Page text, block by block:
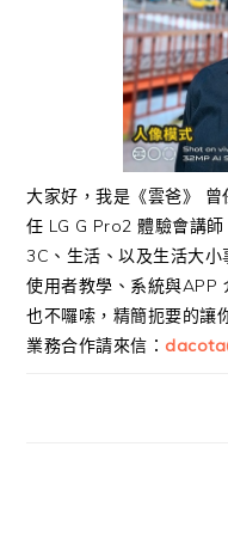
大家好，我是《雲爸》
任 LG G Pro2 體驗會講
3C、生活、以及生活大
使用者教學、系統與APP
也不囉嗦，精簡扼要的讓
業務合作請來信：